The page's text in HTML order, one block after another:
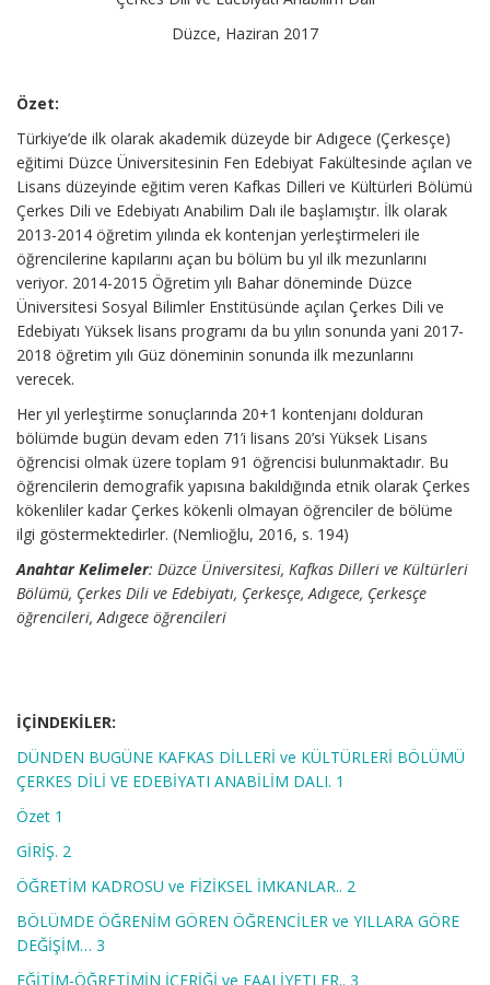
Düzce, Haziran 2017
Özet:
Türkiye’de ilk olarak akademik düzeyde bir Adıgece (Çerkesçe)
eğitimi Düzce Üniversitesinin Fen Edebiyat Fakültesinde açılan ve
Lisans düzeyinde eğitim veren Kafkas Dilleri ve Kültürleri Bölümü
Çerkes Dili ve Edebiyatı Anabilim Dalı ile başlamıştır. İlk olarak
2013-2014 öğretim yılında ek kontenjan yerleştirmeleri ile
öğrencilerine kapılarını açan bu bölüm bu yıl ilk mezunlarını
veriyor. 2014-2015 Öğretim yılı Bahar döneminde Düzce
Üniversitesi Sosyal Bilimler Enstitüsünde açılan Çerkes Dili ve
Edebiyatı Yüksek lisans programı da bu yılın sonunda yani 2017-
2018 öğretim yılı Güz döneminin sonunda ilk mezunlarını
verecek.
Her yıl yerleştirme sonuçlarında 20+1 kontenjanı dolduran
bölümde bugün devam eden 71’i lisans 20’si Yüksek Lisans
öğrencisi olmak üzere toplam 91 öğrencisi bulunmaktadır. Bu
öğrencilerin demografik yapısına bakıldığında etnik olarak Çerkes
kökenliler kadar Çerkes kökenli olmayan öğrenciler de bölüme
ilgi göstermektedirler. (Nemlioğlu, 2016, s. 194)
Anahtar Kelimeler: Düzce Üniversitesi, Kafkas Dilleri ve Kültürleri
Bölümü, Çerkes Dili ve Edebiyatı, Çerkesçe, Adıgece, Çerkesçe
öğrencileri, Adıgece öğrencileri
İÇİNDEKİLER:
DÜNDEN BUGÜNE KAFKAS DİLLERİ ve KÜLTÜRLERİ BÖLÜMÜ
ÇERKES DİLİ VE EDEBİYATI ANABİLİM DALI. 1
Özet 1
GİRİŞ. 2
ÖĞRETİM KADROSU ve FİZİKSEL İMKANLAR.. 2
BÖLÜMDE ÖĞRENİM GÖREN ÖĞRENCİLER ve YILLARA GÖRE
DEĞİŞİM… 3
EĞİTİM-ÖĞRETİMİN İÇERİĞİ ve FAALİYETLER.. 3